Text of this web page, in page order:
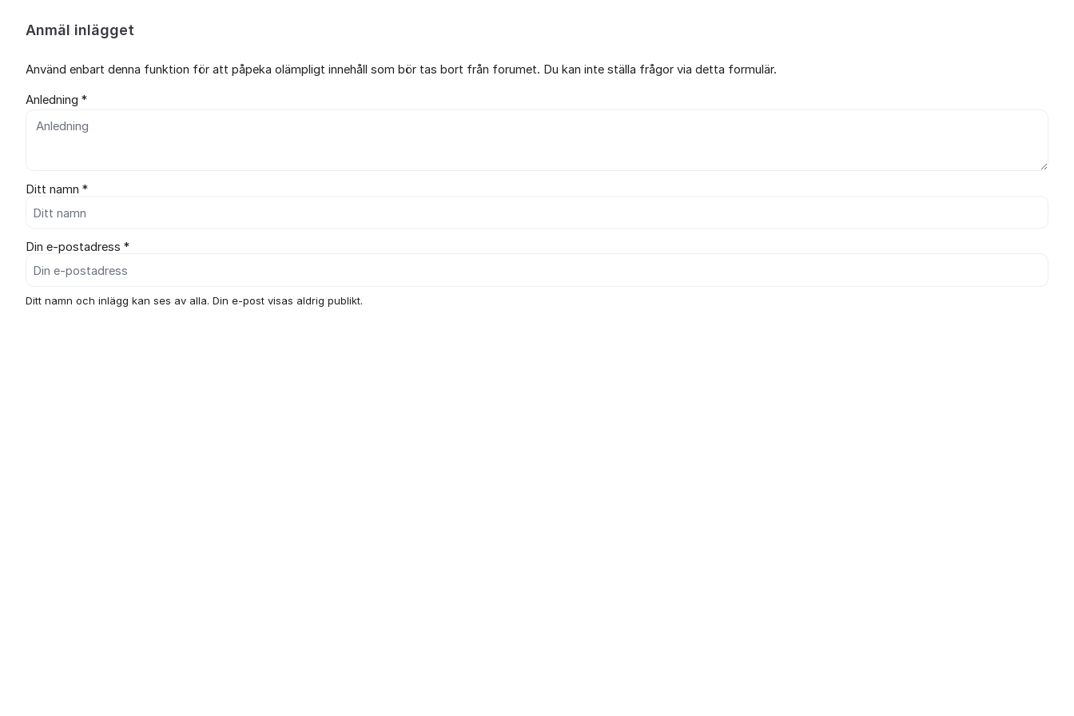
Anmäl inlägget
Använd enbart denna funktion för att påpeka olämpligt innehåll som bör tas bort från forumet. Du kan inte ställa frågor via detta formulär.
Anledning *
Ditt namn *
Din e-postadress *
Ditt namn och inlägg kan ses av alla. Din e-post visas aldrig publikt.